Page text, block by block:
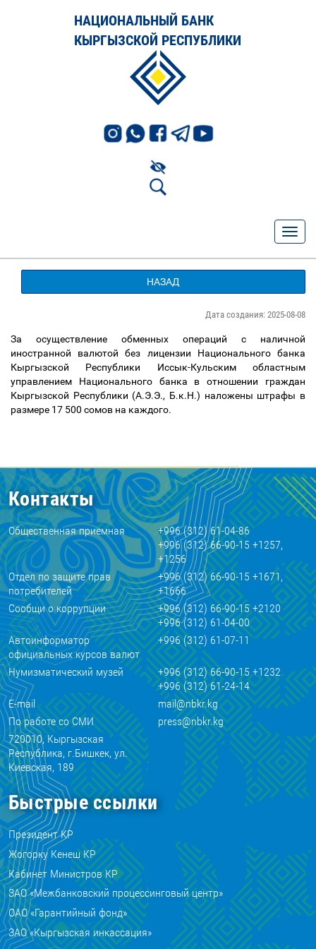
НАЦИОНАЛЬНЫЙ БАНК
КЫРГЫЗСКОЙ РЕСПУБЛИКИ
НАЗАД
Дата создания: 2025-08-08
За осуществление обменных операций с наличной
иностранной валютой без лицензии Национального банка
Кыргызской Республики Иссык-Кульским областным
управлением Национального банка в отношении граждан
Кыргызской Республики (А.Э.Э., Б.к.Н.) наложены штрафы в
размере 17 500 сомов на каждого.
Контакты
Общественная приемная
+996 (312) 61-04-86
+996 (312) 66-90-15 +1257,
+1256
Отдел по защите прав
потребителей
+996 (312) 66-90-15 +1671,
+1666
Сообщи о коррупции
+996 (312) 66-90-15 +2120
+996 (312) 61-04-00
Автоинформатор
официальных курсов валют
+996 (312) 61-07-11
Нумизматический музей
+996 (312) 66-90-15 +1232
+996 (312) 61-24-14
E-mail
mail@nbkr.kg
По работе со СМИ
press@nbkr.kg
720010, Кыргызская
Республика, г.Бишкек, ул.
Киевская, 189
Быстрые ссылки
Президент КР
Жогорку Кенеш КР
Кабинет Министров КР
ЗАО «Межбанковский процессинговый центр»
ОАО «Гарантийный фонд»
ЗАО «Кыргызская инкассация»